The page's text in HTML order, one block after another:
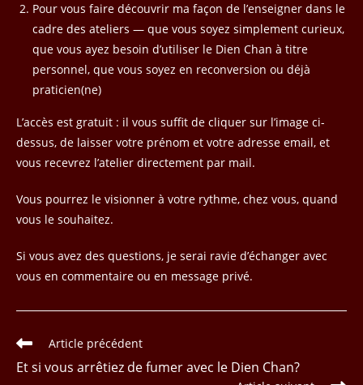
Pour vous faire découvrir ma façon de l’enseigner dans le
cadre des ateliers — que vous soyez simplement curieux,
que vous ayez besoin d’utiliser le Dien Chan à titre
personnel, que vous soyez en reconversion ou déjà
praticien(ne)
L’accès est gratuit : il vous suffit de cliquer sur l’image ci-
dessus, de laisser votre prénom et votre adresse email, et
vous recevrez l’atelier directement par mail.
Vous pourrez le visionner à votre rythme, chez vous, quand
vous le souhaitez.
Si vous avez des questions, je serai ravie d’échanger avec
vous en commentaire ou en message privé.
Read
articles
Article précédent
Et si vous arrêtiez de fumer avec le Dien Chan?